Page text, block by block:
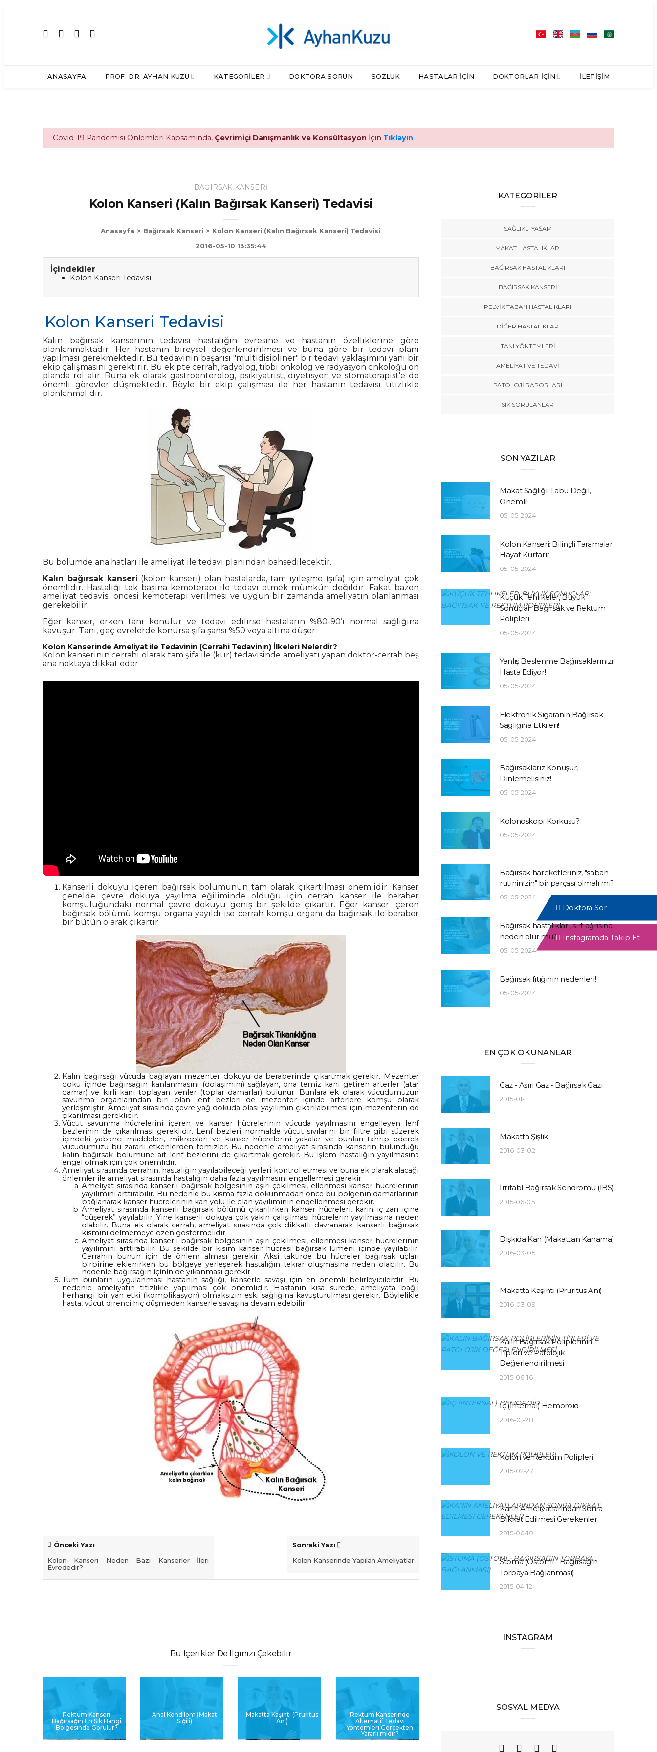
ANASAYFA PROF. DR. AYHAN KUZU KATEGORILER DOKTORA SORUN SÖZLÜK HASTALAR İÇIN DOKTORLAR İÇIN İLETIŞIM
Covid-19 Pandemisi Önlemleri Kapsamında, Çevrimiçi Danışmanlık ve Konsültasyon İçin Tıklayın
BAĞIRSAK KANSERI
Kolon Kanseri (Kalın Bağırsak Kanseri) Tedavisi
Anasayfa > Bağırsak Kanseri > Kolon Kanseri (Kalın Bağırsak Kanseri) Tedavisi
2016-05-10 13:35:44
İçindekiler
Kolon Kanseri Tedavisi
Kolon Kanseri Tedavisi
Kalın bağırsak kanserinin tedavisi hastalığın evresine ve hastanın özelliklerine göre
planlanmaktadır. Her hastanın bireysel değerlendirilmesi ve buna göre bir tedavi planı
yapılması gerekmektedir. Bu tedavinin başarısı "multidisipliner" bir tedavi yaklaşımını yani bir
ekip çalışmasını gerektirir. Bu ekipte cerrah, radyolog, tıbbi onkolog ve radyasyon onkoloğu ön
planda rol alır. Buna ek olarak gastroenterolog, psikiyatrist, diyetisyen ve stomaterapist'e de
önemli görevler düşmektedir. Böyle bir ekip çalışması ile her hastanın tedavisi titizlikle
planlanmalıdır.
Bu bölümde ana hatları ile ameliyat ile tedavi planından bahsedilecektir.
Kalın bağırsak kanseri (kolon kanseri) olan hastalarda, tam iyileşme (şifa) için ameliyat çok
önemlidir. Hastalığı tek başına kemoterapi ile tedavi etmek mümkün değildir. Fakat bazen
ameliyat tedavisi öncesi kemoterapi verilmesi ve uygun bir zamanda ameliyatın planlanması
gerekebilir.
Eğer kanser, erken tanı konulur ve tedavi edilirse hastaların %80-90’ı normal sağlığına
kavuşur. Tanı, geç evrelerde konursa şifa şansı %50 veya altına düşer.
Kolon Kanserinde Ameliyat ile Tedavinin (Cerrahi Tedavinin) İlkeleri Nelerdir?
Kolon kanserinin cerrahi olarak tam şifa ile (kür) tedavisinde ameliyatı yapan doktor-cerrah beş
ana noktaya dikkat eder.
Kanserli dokuyu içeren bağırsak bölümünün tam olarak çıkartılması önemlidir. Kanser
genelde çevre dokuya yayılma eğiliminde olduğu için cerrah kanser ile beraber
komşuluğundaki normal çevre dokuyu geniş bir şekilde çıkartır. Eğer kanser içeren
bağırsak bölümü komşu organa yayıldı ise cerrah komşu organı da bağırsak ile beraber
bir bütün olarak çıkartır.
Kalın bağırsağı vücuda bağlayan mezenter dokuyu da beraberinde çıkartmak gerekir. Mezenter
doku içinde bağırsağın kanlanmasını (dolaşımını) sağlayan, ona temiz kanı getiren arterler (atar
damar) ve kirli kanı toplayan venler (toplar damarlar) bulunur. Bunlara ek olarak vücudumuzun
savunma organlarından biri olan lenf bezleri de mezenter içinde arterlere komşu olarak
yerleşmiştir. Ameliyat sırasında çevre yağ dokuda olası yayılımın çıkarılabilmesi için mezenterin de
çıkarılması gereklidir.
Vücut savunma hücrelerini içeren ve kanser hücrelerinin vücuda yayılmasını engelleyen lenf
bezlerinin de çıkarılması gereklidir. Lenf bezleri normalde vücut sıvılarını bir filtre gibi süzerek
içindeki yabancı maddeleri, mikropları ve kanser hücrelerini yakalar ve bunları tahrip ederek
vücudumuzu bu zararlı etkenlerden temizler. Bu nedenle ameliyat sırasında kanserin bulunduğu
kalın bağırsak bölümüne ait lenf bezlerini de çıkartmak gerekir. Bu işlem hastalığın yayılmasına
engel olmak için çok önemlidir.
Ameliyat sırasında cerrahın, hastalığın yayılabileceği yerleri kontrol etmesi ve buna ek olarak alacağı
önlemler ile ameliyat sırasında hastalığın daha fazla yayılmasını engellemesi gerekir.
Ameliyat sırasında kanserli bağırsak bölgesinin aşırı çekilmesi, ellenmesi kanser hücrelerinin
yayılımını arttırabilir. Bu nedenle bu kısma fazla dokunmadan önce bu bölgenin damarlarının
bağlanarak kanser hücrelerinin kan yolu ile olan yayılımının engellenmesi gerekir.
Ameliyat sırasında kanserli bağırsak bölümü çıkarılırken kanser hücreleri, karın iç zarı içine
“düşerek” yayılabilir. Yine kanserli dokuya çok yakın çalışılması hücrelerin yayılmasına neden
olabilir. Buna ek olarak cerrah, ameliyat sırasında çok dikkatli davranarak kanserli bağırsak
kısmını delmemeye özen göstermelidir.
Ameliyat sırasında kanserli bağırsak bölgesinin aşırı çekilmesi, ellenmesi kanser hücrelerinin
yayılımını arttırabilir. Bu şekilde bir kısım kanser hücresi bağırsak lümeni içinde yayılabilir.
Cerrahın bunun için de önlem alması gerekir. Aksi taktirde bu hücreler bağırsak uçları
birbirine eklenirken bu bölgeye yerleşerek hastalığın tekrar oluşmasına neden olabilir. Bu
nedenle bağırsağın içinin de yıkanması gerekir.
Tüm bunların uygulanması hastanın sağlığı, kanserle savaşı için en önemli belirleyicilerdir. Bu
nedenle ameliyatın titizlikle yapılması çok önemlidir. Hastanın kısa sürede, ameliyata bağlı
herhangi bir yan etki (komplikasyon) olmaksızın eski sağlığına kavuşturulması gerekir. Böylelikle
hasta, vücut direnci hiç düşmeden kanserle savaşına devam edebilir.
Sonraki Yazı
Kolon Kanserinde Yapılan Ameliyatlar
Önceki Yazı
Kolon Kanseri Neden Bazı Kanserler İleri
Evrededir?
Bu Içerikler De Ilginizi Çekebilir
KATEGORİLER
SAĞLIKLI YAŞAM
MAKAT HASTALIKLARI
BAĞIRSAK HASTALIKLARI
BAĞIRSAK KANSERI
PELVIK TABAN HASTALIKLARI
DIĞER HASTALIKLAR
TANI YÖNTEMLERI
AMELIYAT VE TEDAVI
PATOLOJI RAPORLARI
SIK SORULANLAR
SON YAZILAR
Makat Sağlığı: Tabu Değil,
Önemli!
05-05-2024
Kolon Kanseri: Bilinçli Taramalar
Hayat Kurtarır
05-05-2024
Küçük Tehlikeler, Büyük
Sonuçlar: Bağırsak ve Rektum
Polipleri
05-05-2024
Yanlış Beslenme Bağırsaklarınızı
Hasta Ediyor!
05-05-2024
Elektronik Sigaranın Bağırsak
Sağlığına Etkileri!
05-05-2024
Bağırsaklarız Konuşur,
Dinlemelisiniz!
05-05-2024
Kolonoskopi Korkusu?
05-05-2024
Bağırsak hareketleriniz, "sabah
rutininizin" bir parçası olmalı mı?
05-05-2024
Bağırsak hastalıkları, sırt ağrısına
neden olur mu?
05-05-2024
Bağırsak fıtığının nedenleri!
05-05-2024
EN ÇOK OKUNANLAR
Gaz - Aşırı Gaz - Bağırsak Gazı
2015-01-11
Makatta Şişlik
2016-03-02
İrritabl Bağırsak Sendromu (İBS)
2015-06-05
Dışkıda Kan (Makattan Kanama)
2016-03-05
Makatta Kaşıntı (Pruritus Ani)
2016-03-09
Kalın Bağırsak Poliplerinin
Tipleri ve Patolojik
Değerlendirilmesi
2015-06-16
İç (İnternal) Hemoroid
2016-01-28
Kolon ve Rektum Polipleri
2015-02-27
Karın Ameliyatlarından Sonra
Dikkat Edilmesi Gerekenler
2015-06-10
Stoma (Ostomi - Bağırsağın
Torbaya Bağlanması)
2015-04-12
INSTAGRAM
SOSYAL MEDYA
Doktora Sor
Instagramda Takip Et